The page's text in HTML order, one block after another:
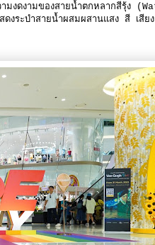
มงดงามของสายน้ำตกหลากสีรุ้ง
ะบำสายน้ำผสมผสานแสง สี เสีย